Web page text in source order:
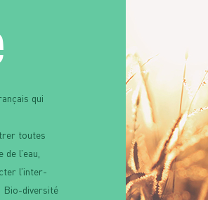
qui
toutes
l’eau,
l’inter-
Bio-diversité